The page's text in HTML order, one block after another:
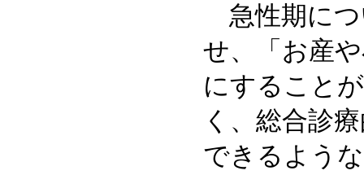
急性期につ
せ、「お産
にすること
く、総合診
できるよう